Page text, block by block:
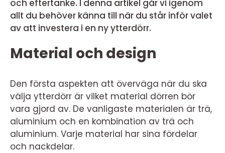
och eftertanke. I denna artikel går vi igenom
allt du behöver känna till när du står inför valet
av att investera i en ny ytterdörr.
Material och design
Den första aspekten att överväga när du ska
välja ytterdörr är vilket material dörren bör
vara gjord av. De vanligaste materialen är trä,
aluminium och en kombination av trä och
aluminium. Varje material har sina fördelar
och nackdelar.